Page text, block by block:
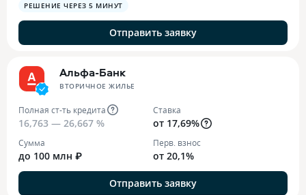
РЕШЕНИЕ ЧЕРЕЗ 5 МИНУТ
Отправить заявку
Альфа-Банк
ВТОРИЧНОЕ ЖИЛЬЕ
Полная ст-ть кредита
16,763 — 26,667 %
Ставка
от 17,69%
Сумма
до 100 млн ₽
Перв. взнос
от 20,1%
Отправить заявку